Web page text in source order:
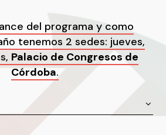
del programa y como
tenemos 2 sedes: jueves,
Palacio de Congresos de
Córdoba.